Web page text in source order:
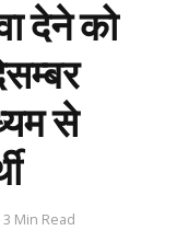
देने को
से
3 Min Read